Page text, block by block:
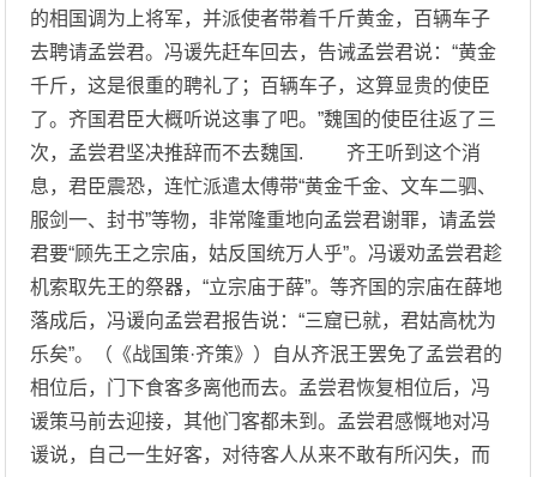
的相国调为上将军，并派使者带着千斤黄金，百辆车子
去聘请孟尝君。冯谖先赶车回去，告诫孟尝君说：“黄金
千斤，这是很重的聘礼了；百辆车子，这算显贵的使臣
了。齐国君臣大概听说这事了吧。”魏国的使臣往返了三
次，孟尝君坚决推辞而不去魏国. 齐王听到这个消
息，君臣震恐，连忙派遣太傅带“黄金千金、文车二驷、
服剑一、封书”等物，非常隆重地向孟尝君谢罪，请孟尝
君要“顾先王之宗庙，姑反国统万人乎”。冯谖劝孟尝君趁
机索取先王的祭器，“立宗庙于薛”。等齐国的宗庙在薛地
落成后，冯谖向孟尝君报告说：“三窟已就，君姑高枕为
乐矣”。（《战国策·齐策》）自从齐泯王罢免了孟尝君的
相位后，门下食客多离他而去。孟尝君恢复相位后，冯
谖策马前去迎接，其他门客都未到。孟尝君感慨地对冯
谖说，自己一生好客，对待客人从来不敢有所闪失，而